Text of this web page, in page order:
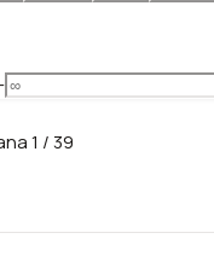
1 / 39